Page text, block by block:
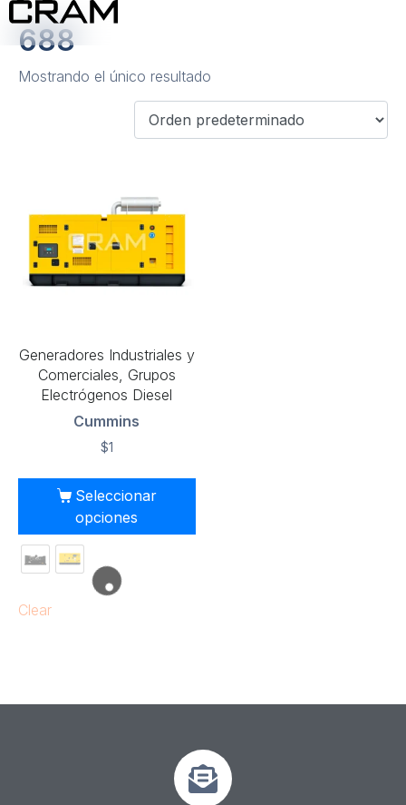
688
Mostrando el único resultado
Generadores Industriales y
Comerciales, Grupos
Electrógenos Diesel
Cummins
$1
Seleccionar
opciones
Clear